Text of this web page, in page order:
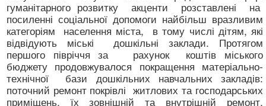
гуманітарного розвитку акценти розставлені на
посиленні соціальної допомоги найбільш вразливим
категоріям населення міста, в тому числі дітям, які
відвідують міські дошкільні заклади. Протягом
першого півріччя за рахунок коштів міського
бюджету продовжувалося покращення матеріально-
технічної бази дошкільних навчальних закладів:
поточний ремонт покрівлі житлових та господарських
приміщень, їх зовнішній та внутрішній ремонт,